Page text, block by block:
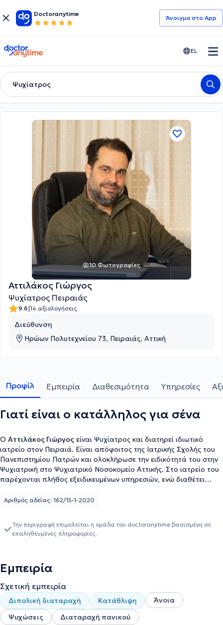
Doctoranytime
Άνοιγμα στο App
doctoranytime EL
Ψυχίατρος
10 Φωτογραφίες
Αττιλάκος Γιώργος
Ψυχίατρος Πειραιάς
9.6|14 αξιολογήσεις
Διεύθυνση
Ηρώων Πολυτεχνείου 73, Πειραιάς, Αττική
Προφίλ Εμπειρία Διαθεσιμότητα Υπηρεσίες
Γιατί είναι ο κατάλληλος για σένα
Ο Αττιλάκος Γιώργος είναι Ψυχίατρος και διατηρεί ιδιωτικό
ιατρείο στον Πειραιά. Είναι απόφοιτος της Ιατρικής Σχολής του
Πανεπιστημίου Πατρών και ολοκλήρωσε την ειδικότητά του στην
Ψυχιατρική στο Ψυχιατρικό Νοσοκομείο Αττικής. Στο ιατρείο του
παρέχονται πλήθος εξειδικευμένων υπηρεσιών, ενώ διαθέτει
πανικού. Τέλος, κατά τη διάρκεια της επαγγελματικής του
του Ερευνητικού Πανεπιστημιακού Ινστιτούτου Ψυχικής Υγιεινής
(ΕΠΙΨΥ), αλλά και σε σεμινάρια ψυχοθεραπείας και
Αριθμός αδείας: 162/15-1-2020
Την περιγραφή επιμελείται η ομάδα του doctoranytime βασισμένη σε
επαληθευμένες πληροφορίες.
Εμπειρία
Σχετική εμπειρία
Διπολική διαταραχή Κατάθλιψη
Άνοια
Ψυχώσεις
Διαταραχή πανικού